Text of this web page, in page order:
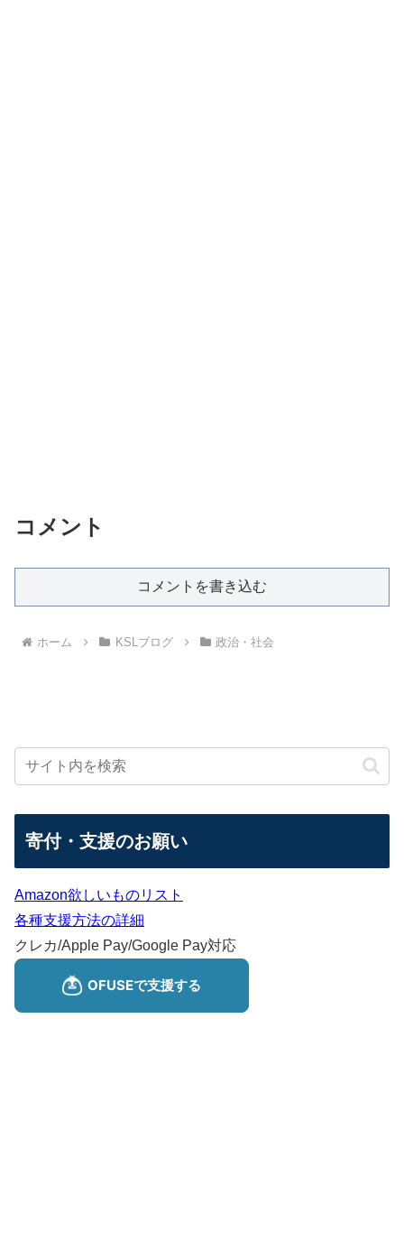
コメント
コメントを書き込む
ホーム KSLブログ 政治・社会
寄付・支援のお願い
Amazon欲しいものリスト
各種支援方法の詳細
クレカ/Apple Pay/Google Pay対応